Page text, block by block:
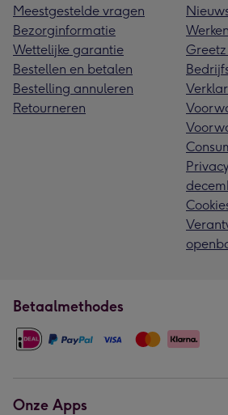
Meestgestelde vragen
Bezorginformatie
Wettelijke garantie
Bestellen en betalen
Bestelling annuleren
Retourneren
Betaalmethodes
Onze Apps